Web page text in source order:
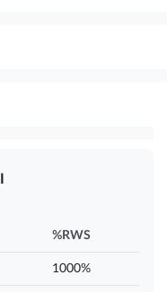
%RWS
1000%